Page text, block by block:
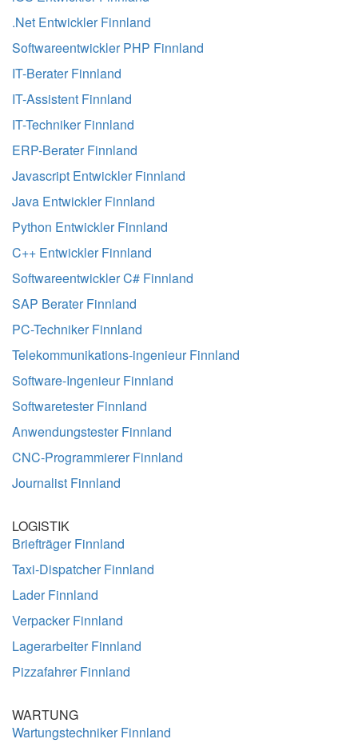
.Net Entwickler Finnland
Softwareentwickler PHP Finnland
IT-Berater Finnland
IT-Assistent Finnland
IT-Techniker Finnland
ERP-Berater Finnland
Javascript Entwickler Finnland
Java Entwickler Finnland
Python Entwickler Finnland
C++ Entwickler Finnland
Softwareentwickler C# Finnland
SAP Berater Finnland
PC-Techniker Finnland
Telekommunikations-ingenieur Finnland
Software-Ingenieur Finnland
Softwaretester Finnland
Anwendungstester Finnland
CNC-Programmierer Finnland
Journalist Finnland
LOGISTIK
Briefträger Finnland
Taxi-Dispatcher Finnland
Lader Finnland
Verpacker Finnland
Lagerarbeiter Finnland
Pizzafahrer Finnland
WARTUNG
Wartungstechniker Finnland